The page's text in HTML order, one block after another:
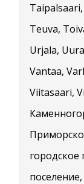
Teuva,
Urjala,
Vantaa,
Viitasaari,
городское